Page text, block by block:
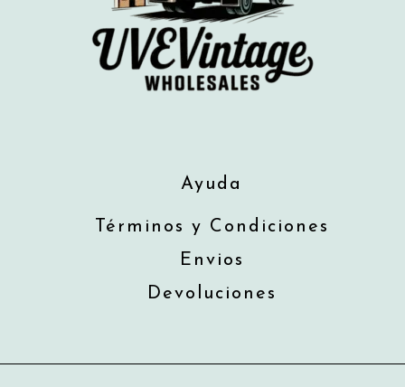
Ayuda
Términos y Condiciones
Envios
Devoluciones